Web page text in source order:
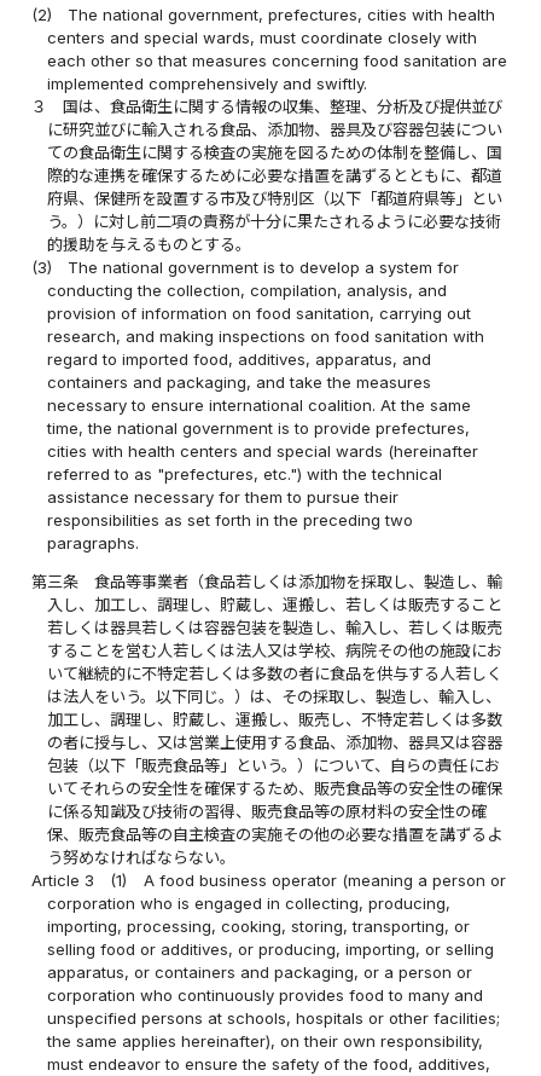
(2)
The national government, prefectures, cities with health
centers and special wards, must coordinate closely with
each other so that measures concerning food sanitation are
implemented comprehensively and swiftly.
３
国は、食品衛生に関する情報の収集、整理、分析及び提供並び
に研究並びに輸入される食品、添加物、器具及び容器包装につい
ての食品衛生に関する検査の実施を図るための体制を整備し、国
際的な連携を確保するために必要な措置を講ずるとともに、都道
府県、保健所を設置する市及び特別区（以下「都道府県等」とい
う。）に対し前二項の責務が十分に果たされるように必要な技術
的援助を与えるものとする。
(3)
The national government is to develop a system for
conducting the collection, compilation, analysis, and
provision of information on food sanitation, carrying out
research, and making inspections on food sanitation with
regard to imported food, additives, apparatus, and
containers and packaging, and take the measures
necessary to ensure international coalition. At the same
time, the national government is to provide prefectures,
cities with health centers and special wards (hereinafter
referred to as "prefectures, etc.") with the technical
assistance necessary for them to pursue their
responsibilities as set forth in the preceding two
paragraphs.
第三条
食品等事業者（食品若しくは添加物を採取し、製造し、輸
入し、加工し、調理し、貯蔵し、運搬し、若しくは販売すること
若しくは器具若しくは容器包装を製造し、輸入し、若しくは販売
することを営む人若しくは法人又は学校、病院その他の施設にお
いて継続的に不特定若しくは多数の者に食品を供与する人若しく
は法人をいう。以下同じ。）は、その採取し、製造し、輸入し、
加工し、調理し、貯蔵し、運搬し、販売し、不特定若しくは多数
の者に授与し、又は営業上使用する食品、添加物、器具又は容器
包装（以下「販売食品等」という。）について、自らの責任にお
いてそれらの安全性を確保するため、販売食品等の安全性の確保
に係る知識及び技術の習得、販売食品等の原材料の安全性の確
保、販売食品等の自主検査の実施その他の必要な措置を講ずるよ
う努めなければならない。
Article 3
(1)
A food business operator (meaning a person or
corporation who is engaged in collecting, producing,
importing, processing, cooking, storing, transporting, or
selling food or additives, or producing, importing, or selling
apparatus, or containers and packaging, or a person or
corporation who continuously provides food to many and
unspecified persons at schools, hospitals or other facilities;
the same applies hereinafter), on their own responsibility,
must endeavor to ensure the safety of the food, additives,